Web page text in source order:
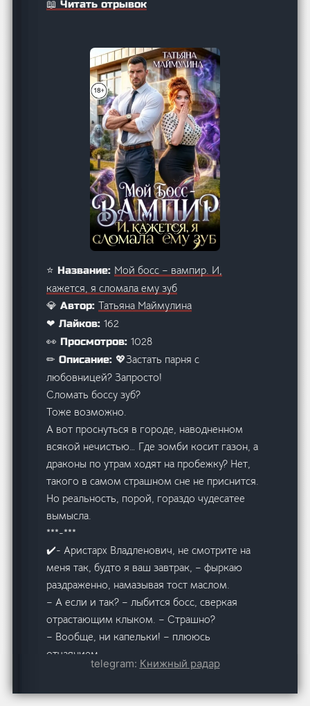
📖 Читать отрывок
⭐ Название: Мой босс – вампир. И,
кажется, я сломала ему зуб
💎 Автор:Татьяна Маймулина
❤ Лайков:162
👀 Просмотров:1028
✏ Описание: 💖Застать парня с
любовницей? Запросто!
Сломать боссу зуб?
Тоже возможно.
А вот проснуться в городе, наводненном
всякой нечистью… Где зомби косит газон, а
драконы по утрам ходят на пробежку? Нет,
такого в самом страшном сне не приснится.
Но реальность, порой, гораздо чудесатее
вымысла.
***-***
✔️- Аристарх Владленович, не смотрите на
меня так, будто я ваш завтрак, – фыркаю
раздраженно, намазывая тост маслом.
– А если и так? – лыбится босс, сверкая
отрастающим клыком. – Страшно?
– Вообще, ни капельки! – плююсь
отчаянием.
Страшнее, что он так может посмотреть на
telegram: Книжный радар